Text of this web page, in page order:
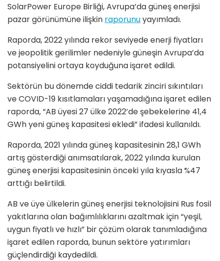
SolarPower Europe Birliği, Avrupa’da güneş enerjisi
pazar görünümüne ilişkin raporunuyayımladı.
Raporda, 2022 yılında rekor seviyede enerji fiyatları
ve jeopolitik gerilimler nedeniyle güneşin Avrupa’da
potansiyelini ortaya koyduğuna işaret edildi.
Sektörün bu dönemde ciddi tedarik zinciri sıkıntıları
ve COVID-19 kısıtlamaları yaşamadığına işaret edilen
raporda, “AB üyesi 27 ülke 2022’de şebekelerine 41,4
GWh yeni güneş kapasitesi ekledi” ifadesi kullanıldı.
Raporda, 2021 yılında güneş kapasitesinin 28,1 GWh
artış gösterdiği anımsatılarak, 2022 yılında kurulan
güneş enerjisi kapasitesinin önceki yıla kıyasla %47
arttığı belirtildi.
AB ve üye ülkelerin güneş enerjisi teknolojisini Rus fosil
yakıtlarına olan bağımlılıklarını azaltmak için “yeşil,
uygun fiyatlı ve hızlı” bir çözüm olarak tanımladığına
işaret edilen raporda, bunun sektöre yatırımları
güçlendirdiği kaydedildi.